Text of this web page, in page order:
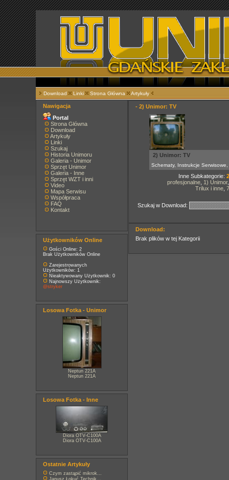
Download Linki Strona Główna Artykuły
Nawigacja
Portal
Strona Główna
Download
Artykuły
Linki
Szukaj
Historia Unimoru
Galeria - Unimor
Sprzęt Unimor
Galeria - Inne
Sprzęt WZT i inni
Video
Mapa Serwisu
Współpraca
FAQ
Kontakt
Użytkowników Online
Gości Online: 2
Brak Użytkowników Online
Zarejestrowanych
Użytkowników: 1
Nieaktywowany Użytkownik: 0
Najnowszy Użytkownik:
@stryker
Losowa Fotka - Unimor
Neptun 221A
Neptun 221A
Losowa Fotka - Inne
Diora OTV-C100A
Diora OTV-C100A
Ostatnie Artykuły
Czym zastąpić mikrok...
Janusz Łokuć Technik...
- 2) Unimor: TV
2) Unimor: TV
Schematy, Instrukcje
Inne Subkategorie:
profesjonalne 1) Unimor
Trilux i inne
Szukaj w Download:
Download:
Brak plików w tej Kategorii